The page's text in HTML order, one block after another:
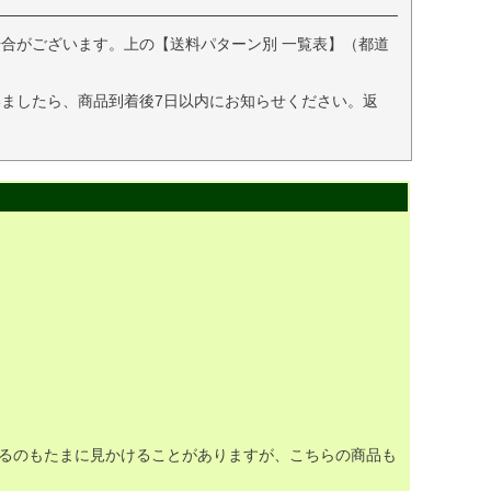
がございます。上の【送料パターン別 一覧表】（都道
したら、商品到着後7日以内にお知らせください。返
もたまに見かけることがありますが、こちらの商品も